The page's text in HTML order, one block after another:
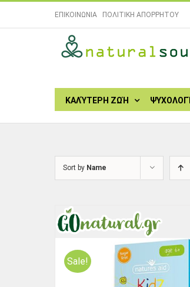
ΕΠΙΚΟΙΝΩΝΙΑ| ΠΟΛΙΤΙΚΗ ΑΠΟΡΡΗΤΟΥ
for:
ΚΑΛΎΤΕΡΗ ΖΩΉ
Sort by Name
Sale!